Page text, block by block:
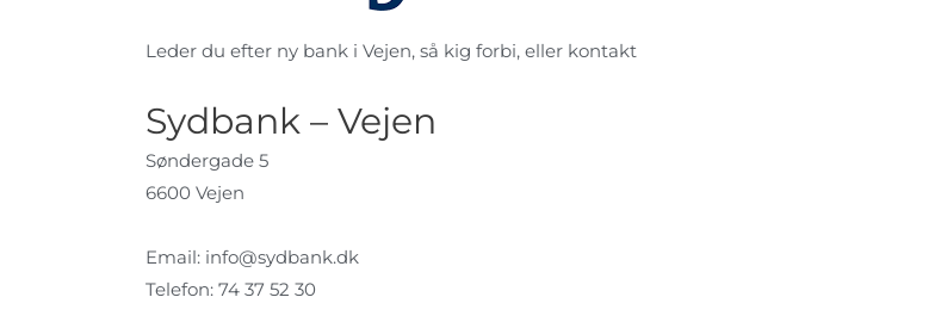
Leder du efter ny bank i Vejen, så kig forbi, eller kontakt
Sydbank – Vejen
Søndergade 5
6600 Vejen
Email: info@sydbank.dk
Telefon: 74 37 52 30